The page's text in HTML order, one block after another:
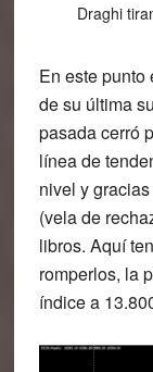
Draghi
En este punto
de su última
pasada cerró
línea de
nivel y
(vela de
libros. Aquí
romperlos, la
índice a